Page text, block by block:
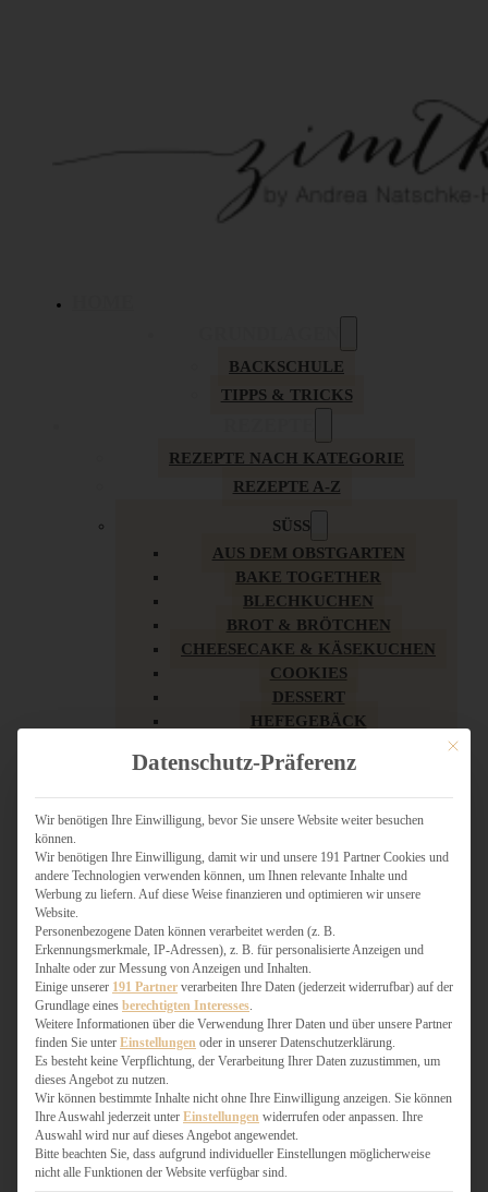
BACKSCHULE
TIPPS & TRICKS
REZEPTE NACH KATEGORIE
REZEPTE A-Z
SÜSS
AUS DEM OBSTGARTEN
BAKE TOGETHER
BLECHKUCHEN
BROT & BRÖTCHEN
CHEESECAKE & KÄSEKUCHEN
COOKIES
DESSERT
HEFEGEBÄCK
KUCHEN
LOW CARB & GESÜNDER
MY AMERICAN BAKERY
SCHOKOLADIGES
SÜSSES HAUPTGERICHT
TÖRTCHEN
VEGAN SÜSS
WEIHNACHTSBÄCKEREI
HERZHAFT
BURGER & SANDWICHES
FIX AUF DEM TISCH
FLEISCH & FISCH
GRILLEN / BARBECUE
Mit
Datenschutz-Präferenz
Wir benötigen Ihre Einwilligung, bevor Sie unsere Website weiter besuchen
können.
Wir benötigen Ihre Einwilligung, damit wir und unsere 191 Partner Cookies und
andere Technologien verwenden können, um Ihnen relevante Inhalte und
Werbung zu liefern. Auf diese Weise finanzieren und optimieren wir unsere
Website.
Personenbezogene Daten können verarbeitet werden (z. B.
Erkennungsmerkmale, IP-Adressen), z. B. für personalisierte Anzeigen und
Inhalte oder zur Messung von Anzeigen und Inhalten.
Einige unserer 191 Partner verarbeiten Ihre Daten (jederzeit widerrufbar) auf der
Grundlage eines berechtigten Interesses
Weitere Informationen über die Verwendung Ihrer Daten und über unsere Partner
finden Sie unter Einstellungen oder in unserer Datenschutzerklärung.
Es besteht keine Verpflichtung, der Verarbeitung Ihrer Daten zuzustimmen, um
dieses Angebot zu nutzen.
Wir können bestimmte Inhalte nicht ohne Ihre Einwilligung anzeigen. Sie können
Ihre Auswahl jederzeit unter Einstellungen widerrufen oder anpassen. Ihre
Auswahl wird nur auf dieses Angebot angewendet.
Bitte beachten Sie, dass aufgrund individueller Einstellungen möglicherweise
nicht alle Funktionen der Website verfügbar sind.